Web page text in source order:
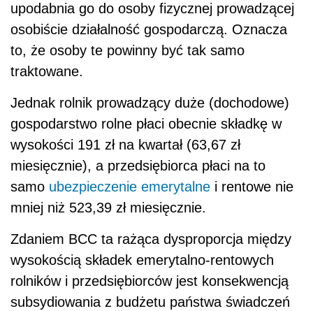
upodabnia go do osoby fizycznej prowadzącej
osobiście działalność gospodarczą. Oznacza
to, że osoby te powinny być tak samo
traktowane.
Jednak rolnik prowadzący duże (dochodowe)
gospodarstwo rolne płaci obecnie składkę w
wysokości 191 zł na kwartał (63,67 zł
miesięcznie), a przedsiębiorca płaci na to
samo ubezpieczenie emerytalne i rentowe nie
mniej niż 523,39 zł miesięcznie.
Zdaniem BCC ta rażąca dysproporcja między
wysokością składek emerytalno-rentowych
rolników i przedsiębiorców jest konsekwencją
subsydiowania z budżetu państwa świadczeń